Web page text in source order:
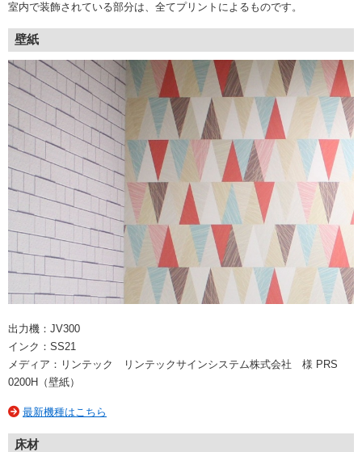
室内で装飾されている部分は、全てプリントによるものです。
壁紙
出力機：JV300
インク：SS21
メディア：リンテック リンテックサインシステム株式会社 様 PRS
0200H（壁紙）
最新機種はこちら
床材